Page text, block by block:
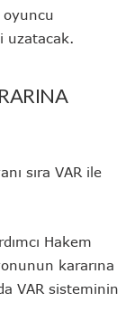
uzatacak.
sıra VAR ile
Hakem
kararına
VAR sisteminin